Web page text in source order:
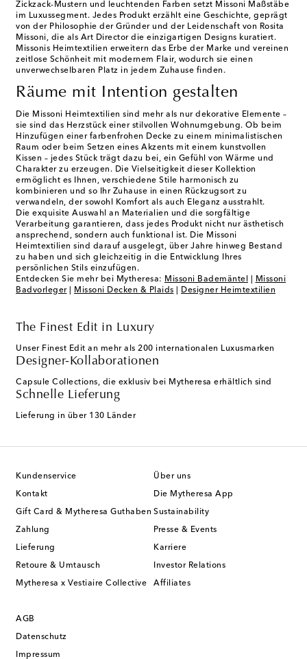
Zickzack-Mustern und leuchtenden Farben setzt Missoni Maßstäbe
im Luxussegment. Jedes Produkt erzählt eine Geschichte, geprägt
von der Philosophie der Gründer und der Leidenschaft von Rosita
Missoni, die als Art Director die einzigartigen Designs kuratiert.
Missonis Heimtextilien erweitern das Erbe der Marke und vereinen
zeitlose Schönheit mit modernem Flair, wodurch sie einen
unverwechselbaren Platz in jedem Zuhause finden.
Räume mit Intention gestalten
Die Missoni Heimtextilien sind mehr als nur dekorative Elemente –
sie sind das Herzstück einer stilvollen Wohnumgebung. Ob beim
Hinzufügen einer farbenfrohen Decke zu einem minimalistischen
Raum oder beim Setzen eines Akzents mit einem kunstvollen
Kissen – jedes Stück trägt dazu bei, ein Gefühl von Wärme und
Charakter zu erzeugen. Die Vielseitigkeit dieser Kollektion
ermöglicht es Ihnen, verschiedene Stile harmonisch zu
kombinieren und so Ihr Zuhause in einen Rückzugsort zu
verwandeln, der sowohl Komfort als auch Eleganz ausstrahlt.
Die exquisite Auswahl an Materialien und die sorgfältige
Verarbeitung garantieren, dass jedes Produkt nicht nur ästhetisch
ansprechend, sondern auch funktional ist. Die Missoni
Heimtextilien sind darauf ausgelegt, über Jahre hinweg Bestand
zu haben und sich gleichzeitig in die Entwicklung Ihres
persönlichen Stils einzufügen.
Entdecken Sie mehr bei Mytheresa: Missoni Bademäntel
Missoni
Badvorleger| Missoni Decken & Plaids Designer Heimtextilien
The Finest Edit in Luxury
Unser Finest Edit an mehr als 200 internationalen Luxusmarken
Designer-Kollaborationen
Capsule Collections, die exklusiv bei Mytheresa erhältlich sind
Schnelle Lieferung
Lieferung in über 130 Länder
Kundenservice
Kontakt
Gift Card & Mytheresa Guthaben
Zahlung
Lieferung
Retoure & Umtausch
Mytheresa x Vestiaire Collective
Über uns
Die Mytheresa App
Sustainability
Presse & Events
Karriere
Investor Relations
Affiliates
AGB
Datenschutz
Impressum